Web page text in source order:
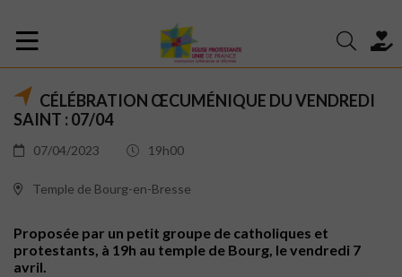
CÉLÉBRATION ŒCUMÉNIQUE DU VENDREDI
SAINT : 07/04
07/04/2023 19h00
Temple de Bourg-en-Bresse
Proposée par un petit groupe de catholiques et
protestants, à 19h au temple de Bourg, le vendredi 7
avril.